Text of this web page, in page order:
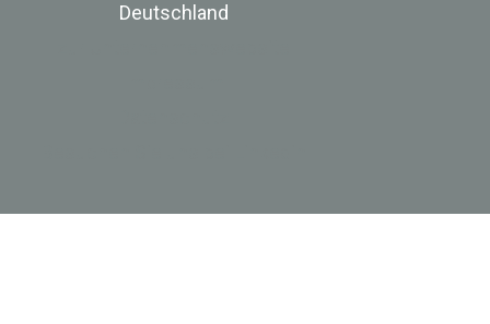
Deutschland